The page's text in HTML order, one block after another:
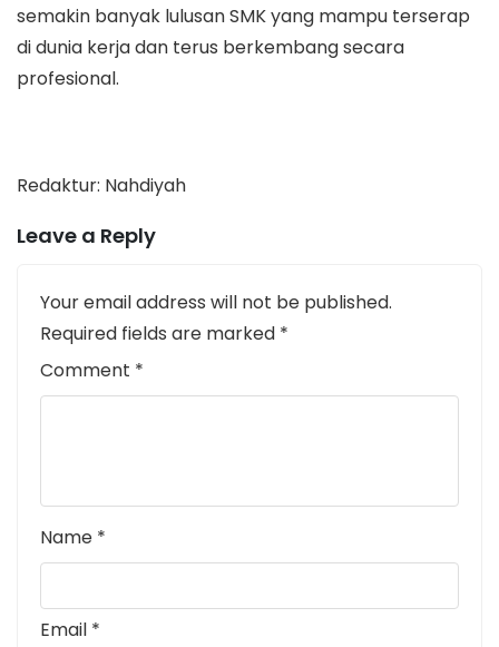
semakin banyak lulusan SMK yang mampu terserap
di dunia kerja dan terus berkembang secara
profesional.
Redaktur: Nahdiyah
Leave a Reply
Your email address will not be published.
Required fields are marked *
Comment *
Name *
Email *